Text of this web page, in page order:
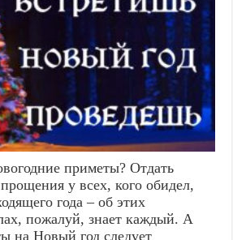
приметы? Отдать
у всех, кого обидел,
года – об этих
пожалуй, знает каждый. А
на Новый год следует